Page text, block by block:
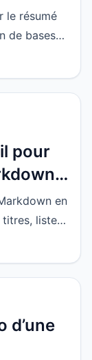
le résumé
de bases
en
et
pour
?
en
listes,
les
bases de
d’une